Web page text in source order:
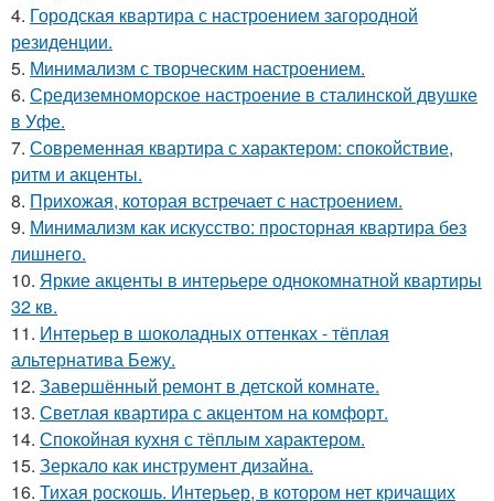
4. Городская квартира с настроением загородной
резиденции.
5. Минимализм с творческим настроением.
6. Средиземноморское настроение в сталинской двушке
в Уфе.
7. Современная квартира с характером: спокойствие,
ритм и акценты.
8. Прихожая, которая встречает с настроением.
9. Минимализм как искусство: просторная квартира без
лишнего.
10. Яркие акценты в интерьере однокомнатной квартиры
32 кв.
11. Интерьер в шоколадных оттенках - тёплая
альтернатива Бежу.
12. Завершённый ремонт в детской комнате.
13. Светлая квартира с акцентом на комфорт.
14. Спокойная кухня с тёплым характером.
15. Зеркало как инструмент дизайна.
16. Тихая роскошь. Интерьер, в котором нет кричащих